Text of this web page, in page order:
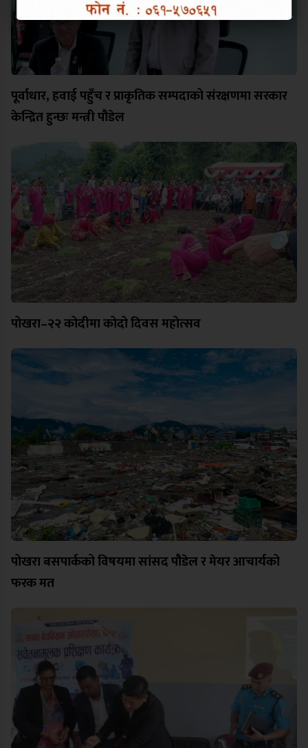
पूर्वाधार, हवाई पहुँच र प्राकृतिक सम्पदाको संरक्षणमा सरकार
केन्द्रित हुन्छः मन्त्री पौडेल
पोखरा–२२ कोदीमा कोदो दिवस महोत्सव
पोखरा बसपार्कको विषयमा सांसद पौडेल र मेयर आचार्यको
फरक मत